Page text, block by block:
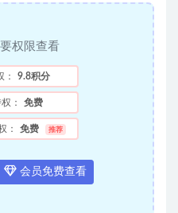
权限查看
： 9.8积分
： 免费
： 免费 推荐
会员免费查看